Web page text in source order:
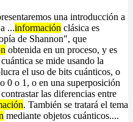
una introducción a
...información clásica es
de Shannon", que
obtenida en un proceso, y es
cuántica se mide usando la
el uso de bits cuánticos, o
0 o 1, o en una superposición
las diferencias entre
. También se tratará el tema
mediante objetos cuánticos....